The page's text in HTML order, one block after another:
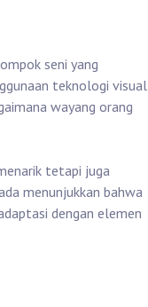
seni yang
teknologi visual
wayang orang
tetapi juga
menunjukkan bahwa
dengan elemen